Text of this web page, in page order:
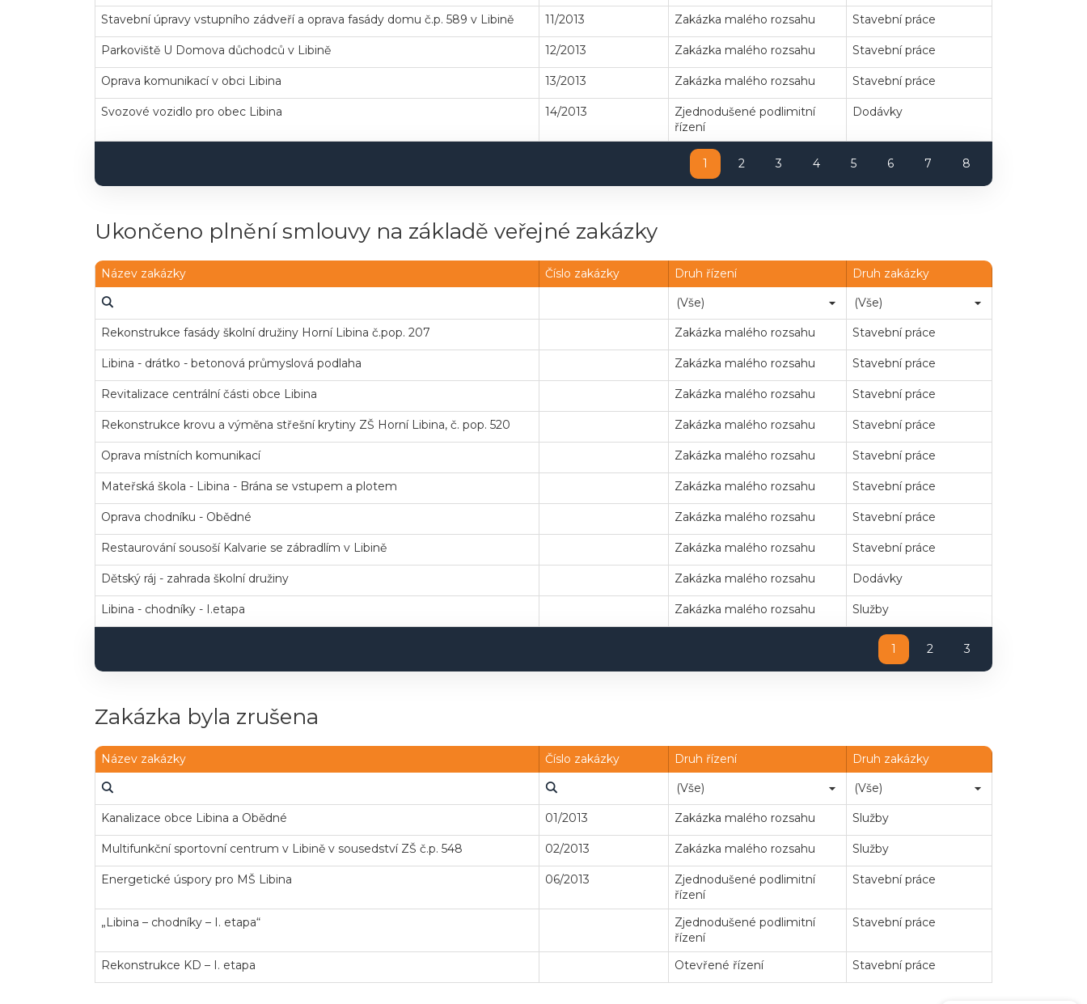
Stavební úpravy vstupního zádveří a oprava fasády domu č.p. 589 v Libině 11/2013 Zakázka malého rozsahu Stavební práce
Parkoviště U Domova důchodců v Libině 12/2013 Zakázka malého rozsahu Stavební práce
Oprava komunikací v obci Libina 13/2013 Zakázka malého rozsahu Stavební práce
Svozové vozidlo pro obec Libina 14/2013
Zjednodušené podlimitní
řízení
Dodávky
1 2 3 4 5 6 7 8
Ukončeno plnění smlouvy na základě veřejné zakázky
Název zakázky Číslo zakázky Druh řízení Druh zakázky
Rekonstrukce fasády školní družiny Horní Libina č.pop. 207 Zakázka malého rozsahu Stavební práce
Libina - drátko - betonová průmyslová podlaha Zakázka malého rozsahu Stavební práce
Revitalizace centrální části obce Libina Zakázka malého rozsahu Stavební práce
Rekonstrukce krovu a výměna střešní krytiny ZŠ Horní Libina, č. pop. 520 Zakázka malého rozsahu Stavební práce
Oprava místních komunikací Zakázka malého rozsahu Stavební práce
Mateřská škola - Libina - Brána se vstupem a plotem Zakázka malého rozsahu Stavební práce
Oprava chodníku - Obědné Zakázka malého rozsahu Stavební práce
Restaurování sousoší Kalvarie se zábradlím v Libině Zakázka malého rozsahu Stavební práce
Dětský ráj - zahrada školní družiny Zakázka malého rozsahu Dodávky
Libina - chodníky - I.etapa Zakázka malého rozsahu Služby
1 2 3
Zakázka byla zrušena
Název zakázky Číslo zakázky Druh řízení Druh zakázky
Kanalizace obce Libina a Obědné 01/2013 Zakázka malého rozsahu Služby
Multifunkční sportovní centrum v Libině v sousedství ZŠ č.p. 548 02/2013 Zakázka malého rozsahu Služby
Energetické úspory pro MŠ Libina 06/2013
Zjednodušené podlimitní
řízení
Stavební práce
„Libina – chodníky – I. etapa“
Zjednodušené podlimitní
řízení
Stavební práce
Rekonstrukce KD – I. etapa Otevřené řízení Stavební práce